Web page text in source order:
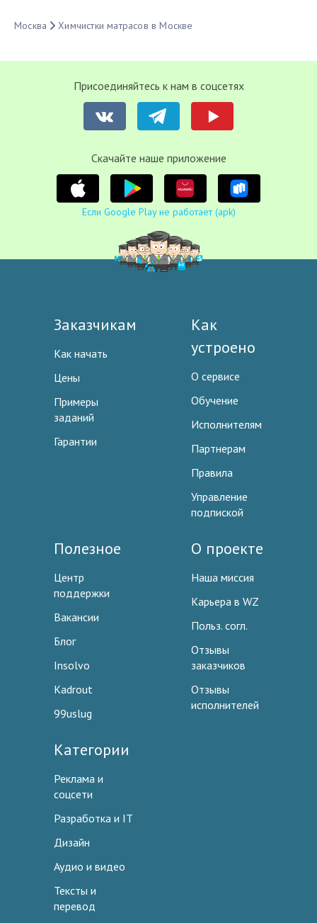
Москва Химчистки матрасов в Москве
Присоединяйтесь к нам в соцсетях
Cкачайте наше приложение
Если Google Play не работает (apk)
Заказчикам
Как начать
Цены
Примеры
заданий
Гарантии
Как
устроено
О сервисе
Обучение
Исполнителям
Партнерам
Правила
Управление
подпиской
Полезное
Центр
поддержки
Вакансии
Блог
Insolvo
Kadrout
99uslug
О проекте
Наша миссия
Карьера в WZ
Польз. согл.
Отзывы
заказчиков
Отзывы
исполнителей
Категории
Реклама и
соцсети
Разработка и IT
Дизайн
Аудио и видео
Тексты и
перевод